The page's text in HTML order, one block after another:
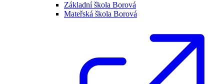
Základní škola Borová
Mateřská škola Borová